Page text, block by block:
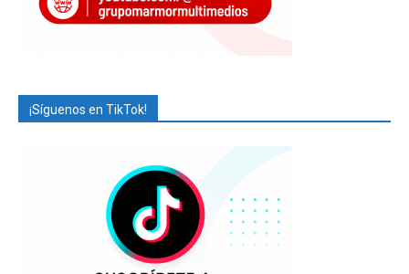
¡Síguenos en TikTok!